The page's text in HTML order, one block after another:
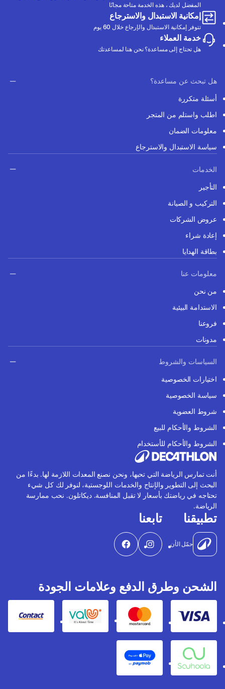
المفضل لديك ، هذه الخدمة متاحة مجانًا
إمكانية الاستبدال والاسترجاع
تتوفر إمكانية الاستبدال والإرجاع خلال 60 يوم
خدمة العملاء
هل تحتاج إلى مساعدة؟ نحن هنا لمساعدتك
هل تبحث عن مساعدة؟
أسئلة متكررة
اطلب واستلم من المتجر
معلومات الضمان
سياسة الاستبدال والاسترجاع
الخدمات
التأجير
التركيب و الصيانة
عروض الشركات
إعادة شراء
بطاقة الهدايا
معلومات عنا
من نحن
الاستدامة البيئية
فروعنا
مدونات
السياسات والشروط
اختيارات الخصوصية
سياسة الخصوصية
شروط العضوية
الشروط والأحكام للبيع
الشروط والأحكام للأستخدام
أنت تمارس الرياضة التي تحبها، ونحن نصنع المعدات اللازمة لها. بدءًا من
البحث إلى التطوير والإنتاج والخدمات اللوجستية، لنوفر لك كل شيء
تحتاجه في رياضتك بأسعار لا تقبل المنافسة. ديكاتلون. نحب ممارسة
الرياضة.
تطبيقنا
حمّل الأن
تابعنا
الشحن وطرق الدفع وعلامات الجودة
Visa
Mastercard
Valu
Contact
Souhoola
Apple Pay